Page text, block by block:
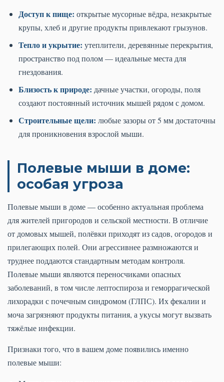
Доступ к пище: открытые мусорные вёдра, незакрытые
крупы, хлеб и другие продукты привлекают грызунов.
Тепло и укрытие: утеплители, деревянные перекрытия,
пространство под полом — идеальные места для
гнездования.
Близость к природе: дачные участки, огороды, поля
создают постоянный источник мышей рядом с домом.
Строительные щели: любые зазоры от 5 мм достаточны
для проникновения взрослой мыши.
Полевые мыши в доме:
особая угроза
Полевые мыши в доме — особенно актуальная проблема
для жителей пригородов и сельской местности. В отличие
от домовых мышей, полёвки приходят из садов, огородов и
прилегающих полей. Они агрессивнее размножаются и
труднее поддаются стандартным методам контроля.
Полевые мыши являются переносчиками опасных
заболеваний, в том числе лептоспироза и геморрагической
лихорадки с почечным синдромом (ГЛПС). Их фекалии и
моча загрязняют продукты питания, а укусы могут вызвать
тяжёлые инфекции.
Признаки того, что в вашем доме появились именно
полевые мыши: